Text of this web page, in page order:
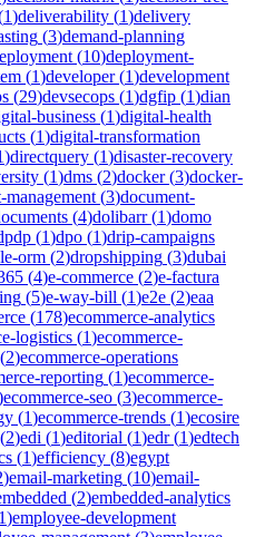
1)deliverability (1)delivery
(3)demand-planning
(10)deployment-
(1)developer(1)development
(29)devsecops (1)dgfip (1)dian
business (1)digital-health
(1)digital-transformation
)directquery (1)disaster-recovery
(1)dms (2)docker(3)docker-
management (3)document-
(4)dolibarr(1)domo
(1)dpo (1)drip-campaigns
orm (2)dropshipping (3)dubai
(4)e-commerce (2)e-factura
(5)e-way-bill (1)e2e (2)eaa
(178)ecommerce-analytics
logistics (1)ecommerce-
(2)ecommerce-operations
reporting (1)ecommerce-
ecommerce-seo (3)ecommerce-
(1)ecommerce-trends (1)ecosire
(2)edi (1)editorial (1)edr(1)edtech
(1)efficiency (8)egypt
)email-marketing (10)email-
(2)embedded-analytics
1)employee-development